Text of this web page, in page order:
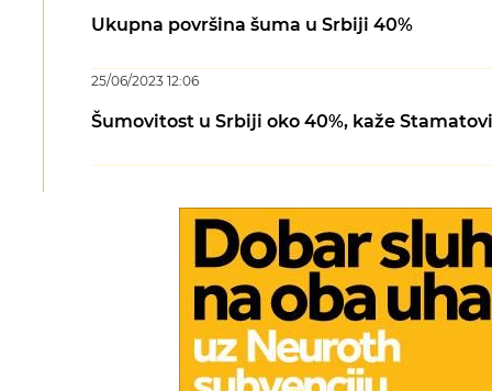
Ukupna površina šuma u Srbiji 40%
Šumovitost u Srbiji oko 40%, kaže
25/06/2023 12:06